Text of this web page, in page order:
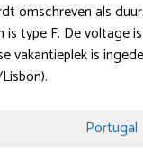
omschreven als
is type F. De voltage
vakantieplek is
Portugal